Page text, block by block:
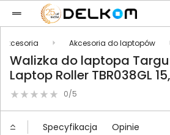
Akcesoria Akcesoria do laptopów
Walizka do laptopa
Laptop Roller TBR038GL
0/5
Specyfikacja Opinie